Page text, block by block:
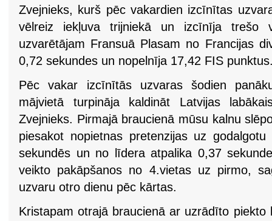
Zvejnieks, kurš pēc vakardien izcīnītas
vēlreiz iekļuva trijniekā un izcīnīja trešo
uzvarētājam Fransuā Plasam no Francijas
0,72 sekundes un nopelnīja 17,42 FIS
Pēc vakar izcīnītās uzvaras šodien
mājvietā turpināja kaldināt Latvijas
Zvejnieks. Pirmajā braucienā mūsu kalnu
piesakot nopietnas pretenzijas uz
sekundēs un no līdera atpalika 0,37
veikto pakāpšanos no 4.vietas uz pirmo,
uzvaru otro dienu pēc kārtas.
Kristapam otrajā braucienā ar uzrādīto piekto